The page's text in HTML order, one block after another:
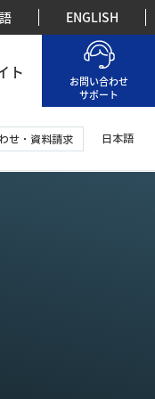
ENGLISH
ト
お問い合わせ
サポート
せ・資料請求 日本語